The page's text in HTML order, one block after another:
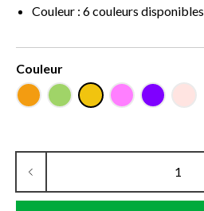
Couleur : 6 couleurs disponibles
Couleur